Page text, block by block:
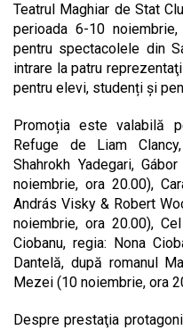
Teatrul Maghiar de Stat
perioada 6-10
pentru spectacolele din
intrare la patru
pentru elevi, studenți și
Promoția este valabilă
Refuge de Liam
Shahrokh Yadegari,
noiembrie, ora 20.00),
András Visky & Robert
noiembrie, ora 20.00),
Ciobanu, regia: Nona
Dantelă, după romanul
Mezei (10 noiembrie, ora
Despre prestaţia